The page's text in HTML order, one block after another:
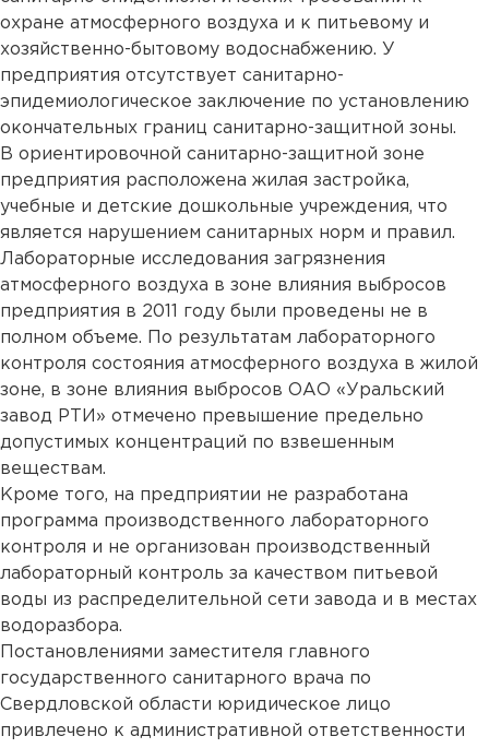
охране атмосферного воздуха и к питьевому и
хозяйственно-бытовому водоснабжению. У
предприятия отсутствует санитарно-
эпидемиологическое заключение по установлению
окончательных границ санитарно-защитной зоны.
В ориентировочной санитарно-защитной зоне
предприятия расположена жилая застройка,
учебные и детские дошкольные учреждения, что
является нарушением санитарных норм и правил.
Лабораторные исследования загрязнения
атмосферного воздуха в зоне влияния выбросов
предприятия в 2011 году были проведены не в
полном объеме. По результатам лабораторного
контроля состояния атмосферного воздуха в жилой
зоне, в зоне влияния выбросов ОАО «Уральский
завод РТИ» отмечено превышение предельно
допустимых концентраций по взвешенным
веществам.
Кроме того, на предприятии не разработана
программа производственного лабораторного
контроля и не организован производственный
лабораторный контроль за качеством питьевой
воды из распределительной сети завода и в местах
водоразбора.
Постановлениями заместителя главного
государственного санитарного врача по
Свердловской области юридическое лицо
привлечено к административной ответственности